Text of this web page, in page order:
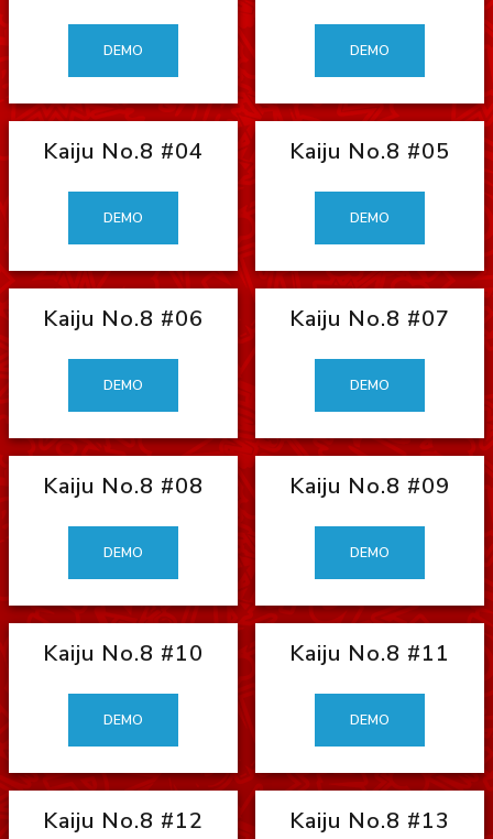
DEMO DEMO
Kaiju No.8 #04
DEMO
Kaiju No.8 #05
DEMO
Kaiju No.8 #06
DEMO
Kaiju No.8 #07
DEMO
Kaiju No.8 #08
DEMO
Kaiju No.8 #09
DEMO
Kaiju No.8 #10
DEMO
Kaiju No.8 #11
DEMO
Kaiju No.8 #12 Kaiju No.8 #13